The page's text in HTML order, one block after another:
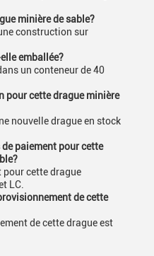
minière de sable?
construction sur
emballée?
un conteneur de 40
pour cette drague minière
nouvelle drague en stock
paiement pour cette
pour cette drague
LC.
de cette
de cette drague est